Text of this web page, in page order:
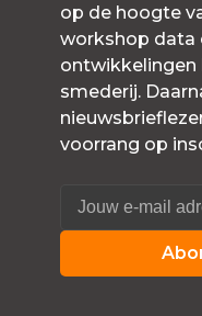
op de hoogte
workshop data
ontwikkelingen
smederij.
voorrang op